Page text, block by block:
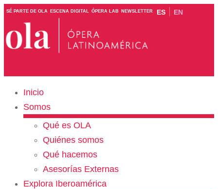
SÉ PARTE DE OLA ESCENA DIGITAL ÓPERA LAB NEWSLETTER ES EN
Inicio
Somos
Qué es OLA
Quiénes somos
Qué hacemos
Asesorías Externas
Explora Iberoamérica